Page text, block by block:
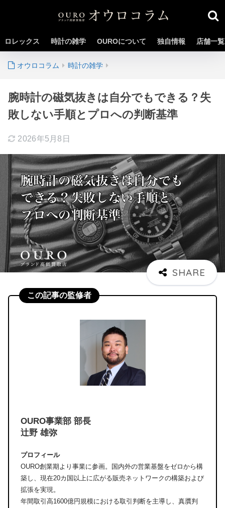
ロレックス 時計の雑学 OUROについて 独自情報 店舗一覧
時計の雑学
腕時計の磁気抜きは自分でもできる？失
敗しない手順とプロへの判断基準
2026年5月8日
この記事の監修者
OURO事業部 部長
辻野 雄弥
プロフィール
OURO創業期より事業に参画。国内外の営業基盤をゼロから構
築し、現在20カ国以上に広がる販売ネットワークの構築および
拡張を実現。
年間取引高1600億円規模における取引判断を主導し、真贋判